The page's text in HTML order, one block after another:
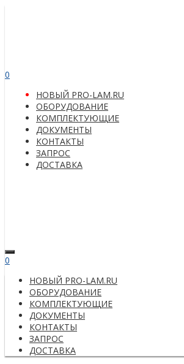
0
НОВЫЙ PRO-LAM.RU
ОБОРУДОВАНИЕ
КОМПЛЕКТУЮЩИЕ
ДОКУМЕНТЫ
КОНТАКТЫ
ЗАПРОС
ДОСТАВКА
0
НОВЫЙ PRO-LAM.RU
ОБОРУДОВАНИЕ
КОМПЛЕКТУЮЩИЕ
ДОКУМЕНТЫ
КОНТАКТЫ
ЗАПРОС
ДОСТАВКА